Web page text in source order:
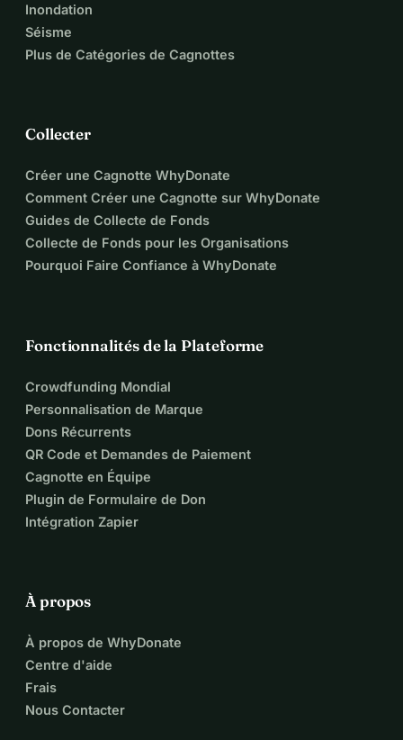
Inondation
Séisme
Plus de Catégories de Cagnottes
Collecter
Créer une Cagnotte WhyDonate
Comment Créer une Cagnotte sur WhyDonate
Guides de Collecte de Fonds
Collecte de Fonds pour les Organisations
Pourquoi Faire Confiance à WhyDonate
Fonctionnalités de la Plateforme
Crowdfunding Mondial
Personnalisation de Marque
Dons Récurrents
QR Code et Demandes de Paiement
Cagnotte en Équipe
Plugin de Formulaire de Don
Intégration Zapier
À propos
À propos de WhyDonate
Centre d'aide
Frais
Nous Contacter